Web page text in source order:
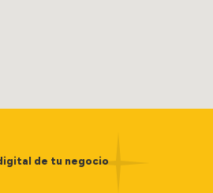
de tu negocio